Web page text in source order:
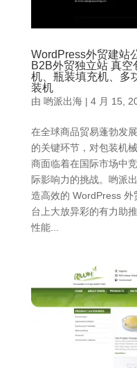
WordPress外贸建站
B2B外贸独立站 真
机、瓶装填充机、多
装机
由 哟派出海| 4 月 15,
在全球商品贸易蓬勃发
的关键环节，对包装机
商面临着在国际市场中
际影响力的挑战。哟派
造高效的 WordPress
台上大放异彩的有力助
性能...